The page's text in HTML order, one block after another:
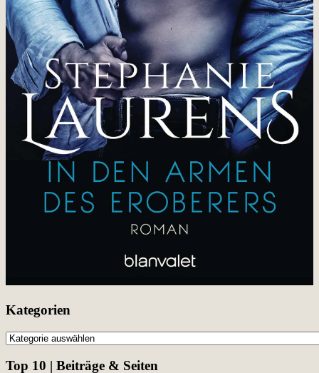
Kategorien
Kategorien
Top 10 | Beiträge & Seiten